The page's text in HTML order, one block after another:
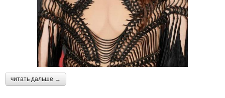
читать дальше →